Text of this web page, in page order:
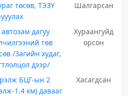
төсөв, ТЭЗҮ
Шалгарсан
дагуу
төв
/Загийн худаг,
дээр/
Хураангуйд
орсон
БЦГ-ын 2
1.4 км) давааг
Хасагдсан